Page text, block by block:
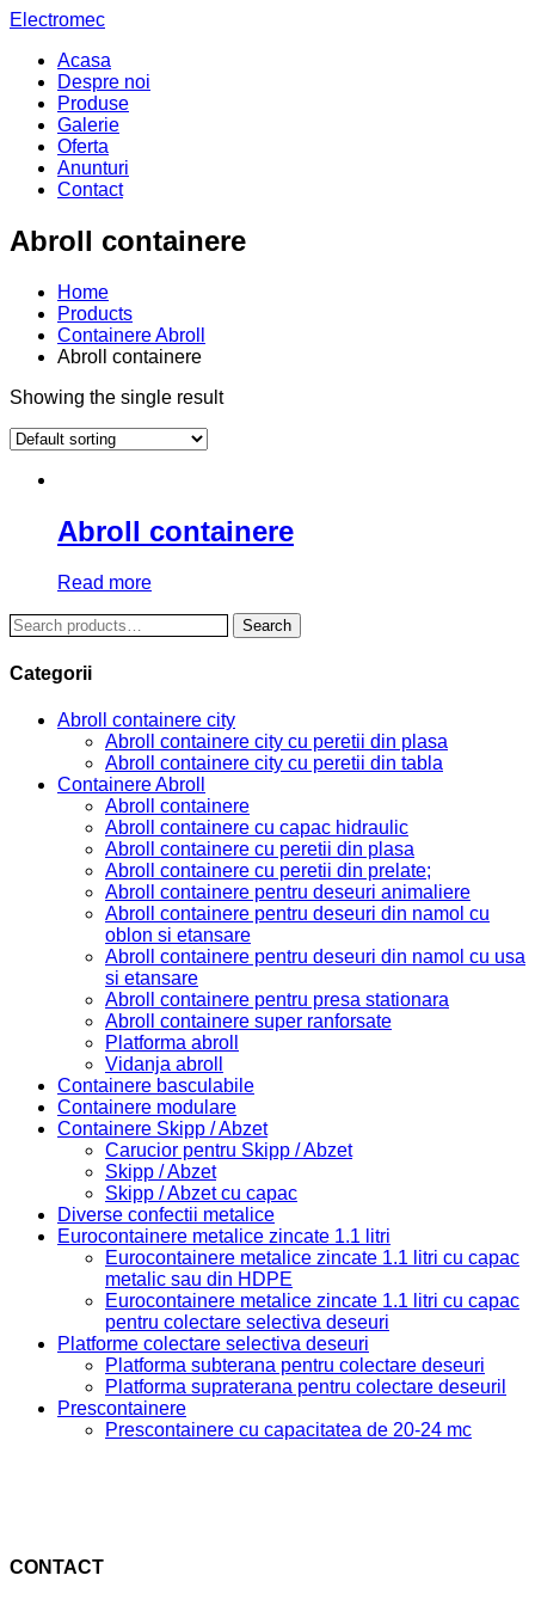
Electromec
Acasa
Despre noi
Produse
Galerie
Oferta
Anunturi
Contact
Abroll containere
Home
Products
Containere Abroll
Abroll containere
Showing the single result
Abroll containere
Read more
Search
for:
Search
Categorii
Abroll containere city
Abroll containere city cu peretii din plasa
Abroll containere city cu peretii din tabla
Containere Abroll
Abroll containere
Abroll containere cu capac hidraulic
Abroll containere cu peretii din plasa
Abroll containere cu peretii din prelate;
Abroll containere pentru deseuri animaliere
Abroll containere pentru deseuri din namol cu
oblon si etansare
Abroll containere pentru deseuri din namol cu usa
si etansare
Abroll containere pentru presa stationara
Abroll containere super ranforsate
Platforma abroll
Vidanja abroll
Containere basculabile
Containere modulare
Containere Skipp / Abzet
Carucior pentru Skipp / Abzet
Skipp / Abzet
Skipp / Abzet cu capac
Diverse confectii metalice
Eurocontainere metalice zincate 1.1 litri
Eurocontainere metalice zincate 1.1 litri cu capac
metalic sau din HDPE
Eurocontainere metalice zincate 1.1 litri cu capac
pentru colectare selectiva deseuri
Platforme colectare selectiva deseuri
Platforma subterana pentru colectare deseuri
Platforma supraterana pentru colectare deseuril
Prescontainere
Prescontainere cu capacitatea de 20-24 mc
CONTACT